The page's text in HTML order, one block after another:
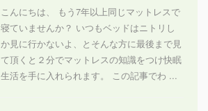
こんにちは、 もう7年以上同じマットレスで
寝ていませんか？ いつもベッドはニトリし
か見に行かないよ、とそんな方に最後まで見
て頂くと２分でマットレスの知識をつけ快眠
生活を手に入れられます。 この記事でわ ...